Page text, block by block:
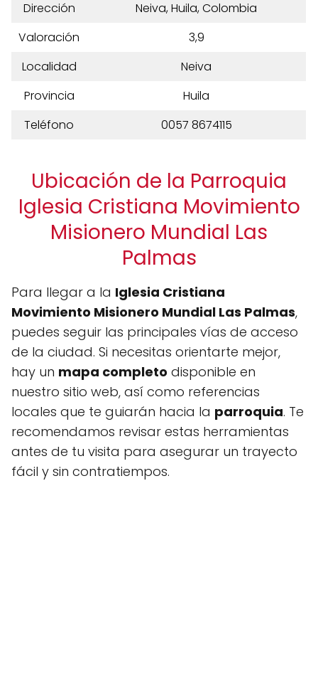
Dirección
Neiva, Huila, Colombia
Valoración
3,9
Localidad
Neiva
Provincia
Huila
Teléfono
0057 8674115
Ubicación de la Parroquia
Iglesia Cristiana Movimiento
Misionero Mundial Las
Palmas
Para llegar a la Iglesia Cristiana
Movimiento Misionero Mundial Las Palmas,
puedes seguir las principales vías de acceso
de la ciudad. Si necesitas orientarte mejor,
hay un mapa completo disponible en
nuestro sitio web, así como referencias
locales que te guiarán hacia la parroquia. Te
recomendamos revisar estas herramientas
antes de tu visita para asegurar un trayecto
fácil y sin contratiempos.